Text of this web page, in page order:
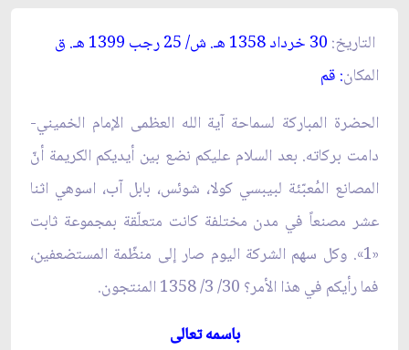
التاريخ: 30 خرداد 1358 هـ. ش/ 25 رجب 1399 هـ. ق‏
المكان: قم‏
الحضرة المباركة لسماحة آية الله العظمى الإمام الخميني-
دامت بركاته. بعد السلام عليكم نضع بين أيديكم الكريمة أنّ
المصانع المُعبّئة لبيبسي كولا، شوئس، بابل آب، اسوهي اثنا
عشر مصنعاً في مدن مختلفة كانت متعلّقة بمجموعة ثابت
«1». وكل سهم الشركة اليوم صار إلى منظّمة المستضعفين،
فما رأيكم في هذا الأمر؟ 30/ 3/ 1358 المنتجون‏.
باسمه تعالى‏